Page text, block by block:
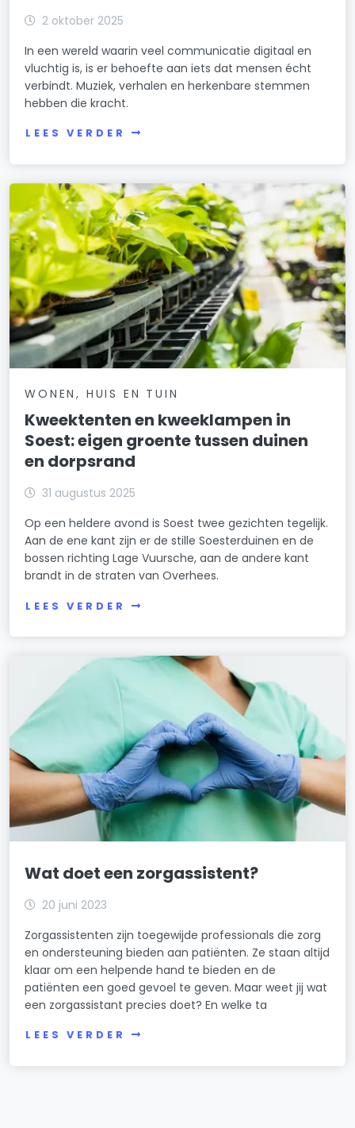
2 oktober 2025
In een wereld waarin veel communicatie digitaal en
vluchtig is, is er behoefte aan iets dat mensen écht
verbindt. Muziek, verhalen en herkenbare stemmen
hebben die kracht.
LEES VERDER
WONEN, HUIS EN TUIN
Kweektenten en kweeklampen in
Soest: eigen groente tussen duinen
en dorpsrand
31 augustus 2025
Op een heldere avond is Soest twee gezichten tegelijk.
Aan de ene kant zijn er de stille Soesterduinen en de
bossen richting Lage Vuursche, aan de andere kant
brandt in de straten van Overhees.
LEES VERDER
Wat doet een zorgassistent?
20 juni 2023
Zorgassistenten zijn toegewijde professionals die zorg
en ondersteuning bieden aan patiënten. Ze staan altijd
klaar om een helpende hand te bieden en de
patiënten een goed gevoel te geven. Maar weet jij wat
een zorgassistant precies doet? En welke ta
LEES VERDER